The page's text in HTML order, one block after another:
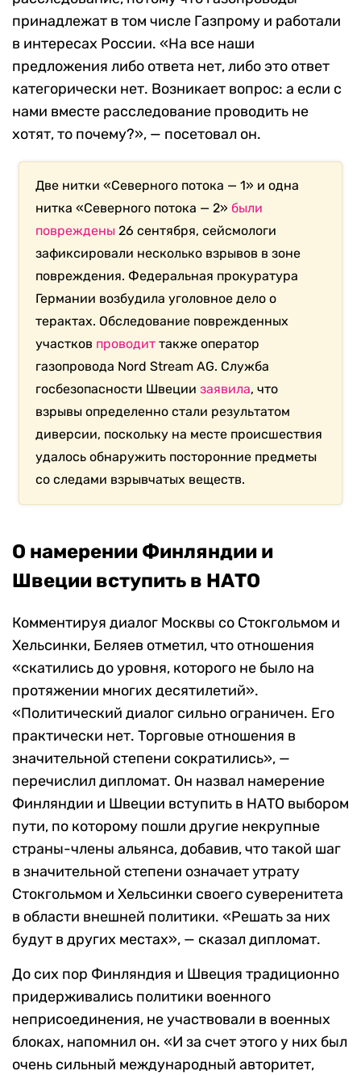
принадлежат в том числе Газпрому и работали
в интересах России. «На все наши
предложения либо ответа нет, либо это ответ
категорически нет. Возникает вопрос: а если с
нами вместе расследование проводить не
хотят, то почему?», — посетовал он.
Две нитки «Северного потока — 1» и одна
нитка «Северного потока — 2» были
повреждены 26 сентября, сейсмологи
зафиксировали несколько взрывов в зоне
повреждения. Федеральная прокуратура
Германии возбудила уголовное дело о
терактах. Обследование поврежденных
участков проводит также оператор
газопровода Nord Stream AG. Служба
госбезопасности Швециизаявила, что
взрывы определенно стали результатом
диверсии, поскольку на месте происшествия
удалось обнаружить посторонние предметы
со следами взрывчатых веществ.
О намерении Финляндии и
Швеции вступить в НАТО
Комментируя диалог Москвы со Стокгольмом и
Хельсинки, Беляев отметил, что отношения
«скатились до уровня, которого не было на
протяжении многих десятилетий».
«Политический диалог сильно ограничен. Его
практически нет. Торговые отношения в
значительной степени сократились», —
перечислил дипломат. Он назвал намерение
Финляндии и Швеции вступить в НАТО выбором
пути, по которому пошли другие некрупные
страны-члены альянса, добавив, что такой шаг
в значительной степени означает утрату
Стокгольмом и Хельсинки своего суверенитета
в области внешней политики. «Решать за них
будут в других местах», — сказал дипломат.
До сих пор Финляндия и Швеция традиционно
придерживались политики военного
неприсоединения, не участвовали в военных
блоках, напомнил он. «И за счет этого у них был
очень сильный международный авторитет,